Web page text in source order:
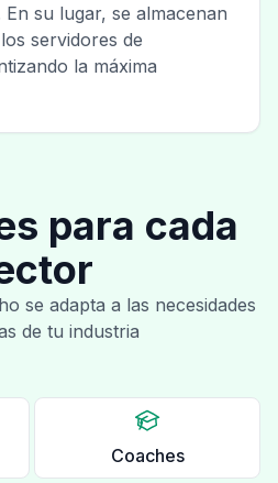
su lugar, se almacenan
servidores de
la máxima
para cada
se adapta a las necesidades
de tu industria
Coaches